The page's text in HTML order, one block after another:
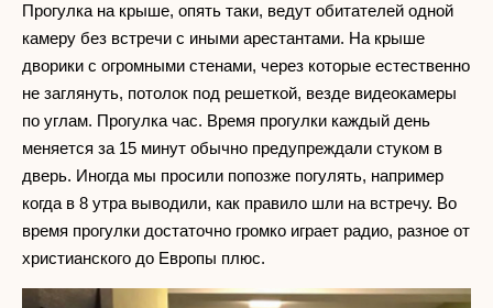
Прогулка на крыше, опять таки, ведут обитателей одной
камеру без встречи с иными арестантами. На крыше
дворики с огромными стенами, через которые естественно
не заглянуть, потолок под решеткой, везде видеокамеры
по углам. Прогулка час. Время прогулки каждый день
меняется за 15 минут обычно предупреждали стуком в
дверь. Иногда мы просили попозже погулять, например
когда в 8 утра выводили, как правило шли на встречу. Во
время прогулки достаточно громко играет радио, разное от
христианского до Европы плюс.